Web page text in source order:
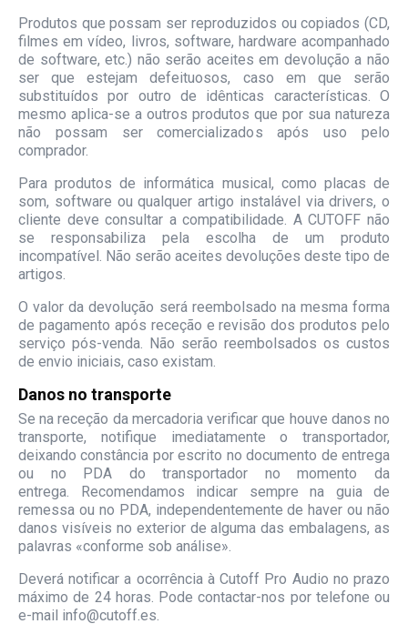
Produtos que possam ser reproduzidos ou copiados (CD,
filmes em vídeo, livros, software, hardware acompanhado
de software, etc.) não serão aceites em devolução a não
ser que estejam defeituosos, caso em que serão
substituídos por outro de idênticas características. O
mesmo aplica-se a outros produtos que por sua natureza
não possam ser comercializados após uso pelo
comprador.
Para produtos de informática musical, como placas de
som, software ou qualquer artigo instalável via drivers, o
cliente deve consultar a compatibilidade. A CUTOFF não
se responsabiliza pela escolha de um produto
incompatível. Não serão aceites devoluções deste tipo de
artigos.
O valor da devolução será reembolsado na mesma forma
de pagamento após receção e revisão dos produtos pelo
serviço pós-venda. Não serão reembolsados os custos
de envio iniciais, caso existam.
Danos no transporte
Se na receção da mercadoria verificar que houve danos no
transporte, notifique imediatamente o transportador,
deixando constância por escrito no documento de entrega
ou no PDA do transportador no momento da
entrega. Recomendamos indicar sempre na guia de
remessa ou no PDA, independentemente de haver ou não
danos visíveis no exterior de alguma das embalagens, as
palavras «conforme sob análise».
Deverá notificar a ocorrência à Cutoff Pro Audio no prazo
máximo de 24 horas. Pode contactar-nos por telefone ou
e-mail info@cutoff.es.